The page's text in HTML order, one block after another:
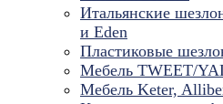
Итальянские
и Eden
Пластиковые
Мебель TWEET/
Мебель Keter,